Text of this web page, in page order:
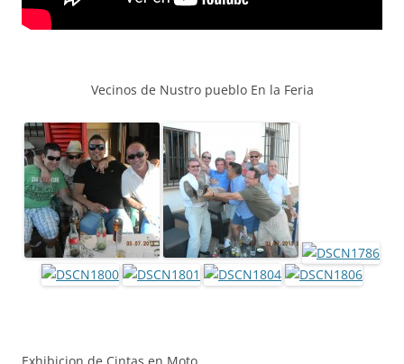
Vecinos de Nustro pueblo En la Feria